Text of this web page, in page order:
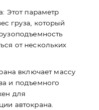
Этот параметр
груза, который
от нескольких
включает массу
и подъемного
для
автокрана.